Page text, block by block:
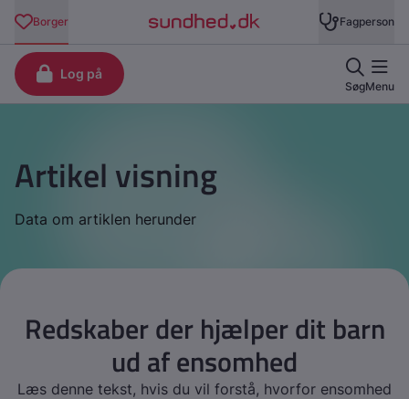
Artikel visning
Data om artiklen herunder
Redskaber der hjælper dit barn
ud af ensomhed
Læs denne tekst, hvis du vil forstå, hvorfor ensomhed